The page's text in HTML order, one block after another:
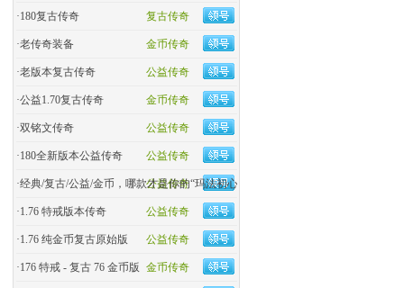
复古传奇
·180复古传奇
金币传奇
·老传奇装备
公益传奇
·老版本复古传奇
金币传奇
·公益1.70复古传奇
公益传奇
·双铭文传奇
公益传奇
·180全新版本公益传奇
公益传奇
·经典/复古/公益/金币，哪款才是你的“玛法初心
公益传奇
·1.76 特戒版本传奇
公益传奇
·1.76 纯金币复古原始版
金币传奇
·176 特戒 - 复古 76 金币版